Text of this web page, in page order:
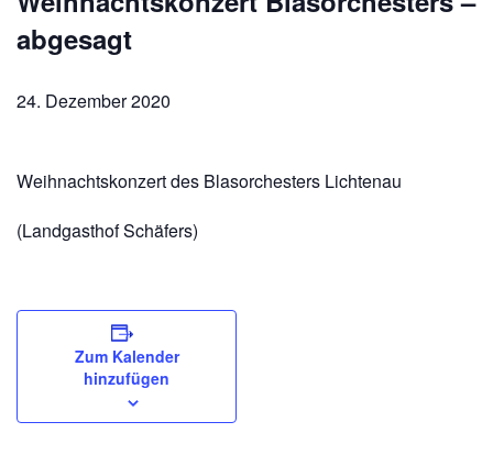
abgesagt
24. Dezember 2020
Weihnachtskonzert des Blasorchesters Lichtenau
(Landgasthof Schäfers)
Zum Kalender
hinzufügen